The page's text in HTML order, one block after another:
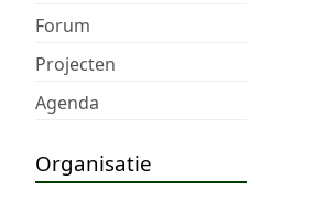
Forum
Projecten
Agenda
Organisatie